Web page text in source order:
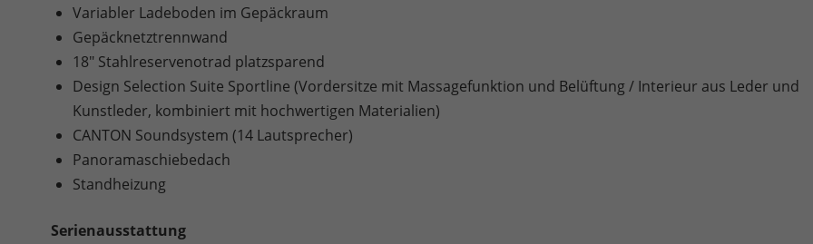
Variabler Ladeboden im Gepäckraum
Gepäcknetztrennwand
18" Stahlreservenotrad platzsparend
Design Selection Suite Sportline (Vordersitze mit Massagefunktion und Belüftung / Interieur aus Leder und
Kunstleder, kombiniert mit hochwertigen Materialien)
CANTON Soundsystem (14 Lautsprecher)
Panoramaschiebedach
Standheizung
Serienausstattung